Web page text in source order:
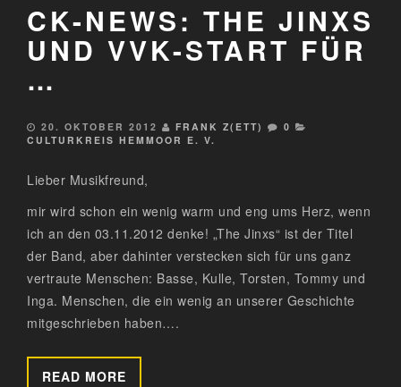
CK-NEWS: THE JINXS
UND VVK-START FÜR
…
20. OKTOBER 2012 FRANK Z(ETT)
0
CULTURKREIS HEMMOOR E. V.
Lieber Musikfreund,
mir wird schon ein wenig warm und eng ums Herz, wenn
ich an den 03.11.2012 denke! „The Jinxs“ ist der Titel
der Band, aber dahinter verstecken sich für uns ganz
vertraute Menschen: Basse, Kulle, Torsten, Tommy und
Inga. Menschen, die ein wenig an unserer Geschichte
mitgeschrieben haben….
READ MORE